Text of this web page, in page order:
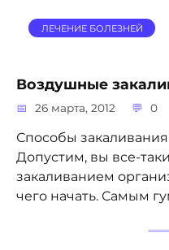
ЛЕЧЕНИЕ БОЛЕЗНЕЙ
Воздушные
26 марта, 2012 0
Способы
Допустим, вы все-
закаливанием
чего начать. Самым